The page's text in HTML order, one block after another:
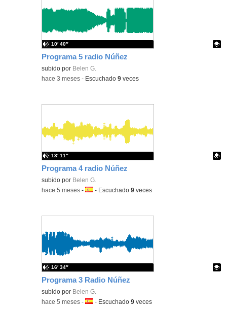
Programa 5 radio Núñez
Contenido educativo.
subido por Belen G.
10′ 40″
-hace 3 meses - Escuchado9 veces
Programa 4 radio Núñez
Contenido educativo.
subido por Belen G.
13′ 11″
-hace 5 meses -Idioma:
- Escuchado9 veces
Programa 3 Radio Núñez
Contenido educativo.
subido por Belen G.
16′ 34″
-hace 5 meses -Idioma:
- Escuchado9 veces